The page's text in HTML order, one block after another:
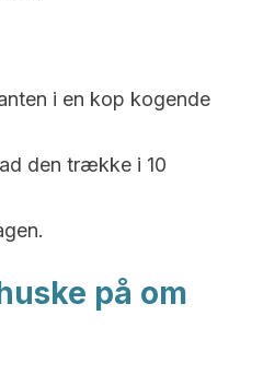
i en kop kogende
den trække i 10
på om